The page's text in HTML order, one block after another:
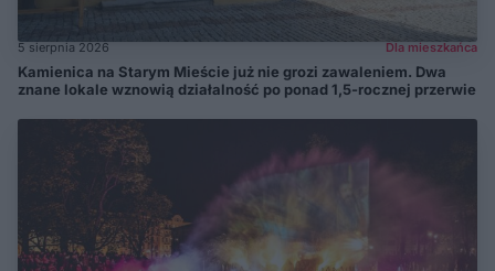
5 sierpnia 2026 Dla mieszkańca
Kamienica na Starym Mieście już nie grozi zawaleniem. Dwa
znane lokale wznowią działalność po ponad 1,5-rocznej przerwie